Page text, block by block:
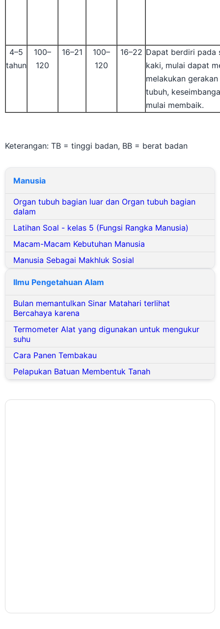
4–5
tahun
100–
120
16–21
100–
120
16–22 Dapat berdiri pada
kaki, mulai dapat
melakukan
tubuh,
mulai membaik.
Keterangan: TB = tinggi badan, BB = berat badan
Manusia
Organ tubuh bagian luar dan Organ tubuh bagian
dalam
Latihan Soal - kelas 5 (Fungsi Rangka Manusia)
Macam-Macam Kebutuhan Manusia
Manusia Sebagai Makhluk Sosial
Ilmu Pengetahuan Alam
Bulan memantulkan Sinar Matahari terlihat
Bercahaya karena
Termometer Alat yang digunakan untuk mengukur
suhu
Cara Panen Tembakau
Pelapukan Batuan Membentuk Tanah